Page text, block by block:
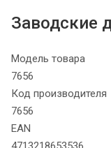
Заводские
Модель товара
7656
Код производителя
7656
EAN